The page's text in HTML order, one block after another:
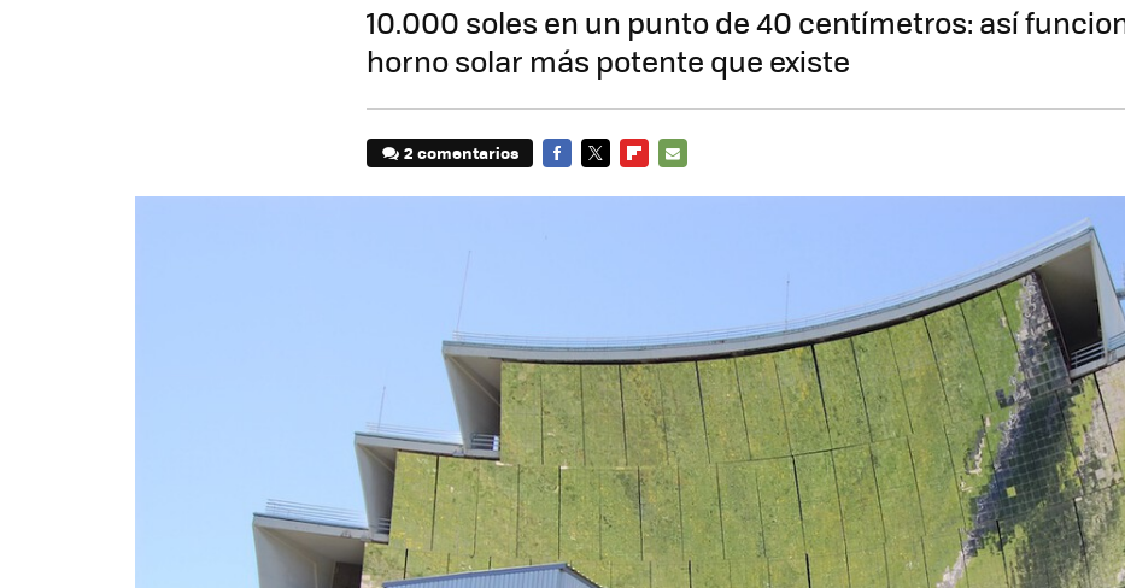
10.000 soles en un punto de 40 centímetros: así
horno solar más potente que existe
2 comentarios